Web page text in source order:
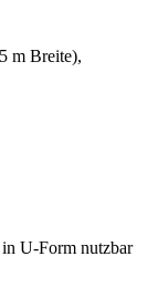
m Breite),
U-Form nutzbar